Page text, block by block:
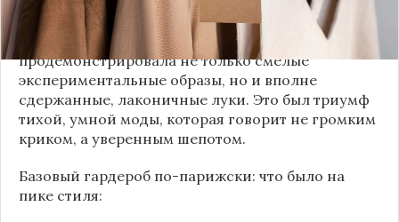
Как тонко подметила автор канала «Деловая
косметичка», завершившаяся неделя моды
продемонстрировала не только смелые
экспериментальные образы, но и вполне
сдержанные, лаконичные луки. Это был триумф
тихой, умной моды, которая говорит не громким
криком, а уверенным шепотом.
Базовый гардероб по-парижски: что было на
пике стиля: